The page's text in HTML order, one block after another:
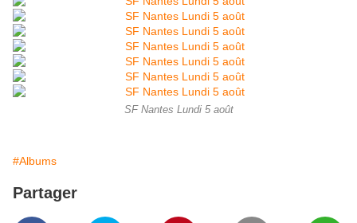
SF Nantes Lundi 5 août
#Albums
Partager